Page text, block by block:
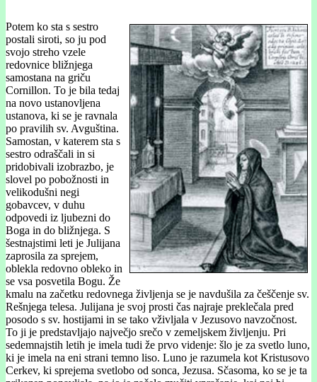
Potem ko sta s sestro
postali siroti, so ju pod
svojo streho vzele
redovnice bližnjega
samostana na griču
Cornillon. To je bila tedaj
na novo ustanovljena
ustanova, ki se je ravnala
po pravilih sv. Avguština.
Samostan, v katerem sta s
sestro odraščali in si
pridobivali izobrazbo, je
slovel po pobožnosti in
velikodušni negi
gobavcev, v duhu
odpovedi iz ljubezni do
Boga in do bližnjega. S
šestnajstimi leti je Julijana
zaprosila za sprejem,
oblekla redovno obleko in
se vsa posvetila Bogu. Že
kmalu na začetku redovnega življenja se je navdušila za češčenje sv.
Rešnjega telesa. Julijana je svoj prosti čas najraje preklečala pred
posodo s sv. hostijami in se tako vživljala v Jezusovo navzočnost.
To ji je predstavljajo največjo srečo v zemeljskem življenju. Pri
sedemnajstih letih je imela tudi že prvo videnje: šlo je za svetlo luno,
ki je imela na eni strani temno liso. Luno je razumela kot Kristusovo
Cerkev, ki sprejema svetlobo od sonca, Jezusa. Sčasoma, ko se je ta